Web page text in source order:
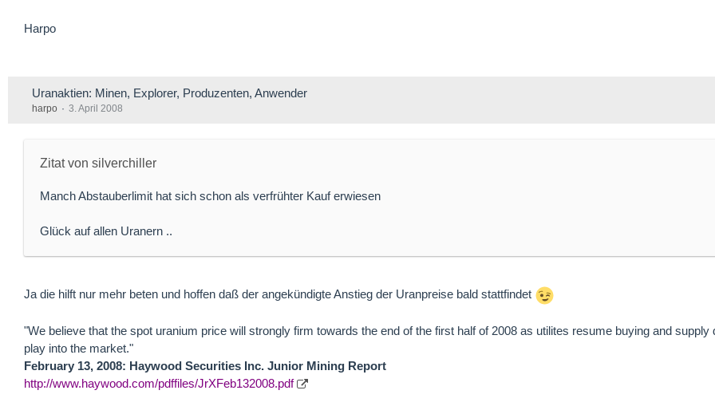
Harpo
Uranaktien: Minen, Explorer, Produzenten, Anwender
harpo 3. April 2008
Zitat von silverchiller
Manch Abstauberlimit hat sich schon als verfrühter Kauf erwiesen
Glück auf allen Uranern ..
Ja die hilft nur mehr beten und hoffen daß der angekündigte Anstieg der Uranpreise bald stattfindet
"We believe that the spot uranium price will strongly firm towards the end of the first half of 2008 as utilites resume buying and supply
play into the market."
February 13, 2008: Haywood Securities Inc. Junior Mining Report
http://www.haywood.com/pdffiles/JrXFeb132008.pdf